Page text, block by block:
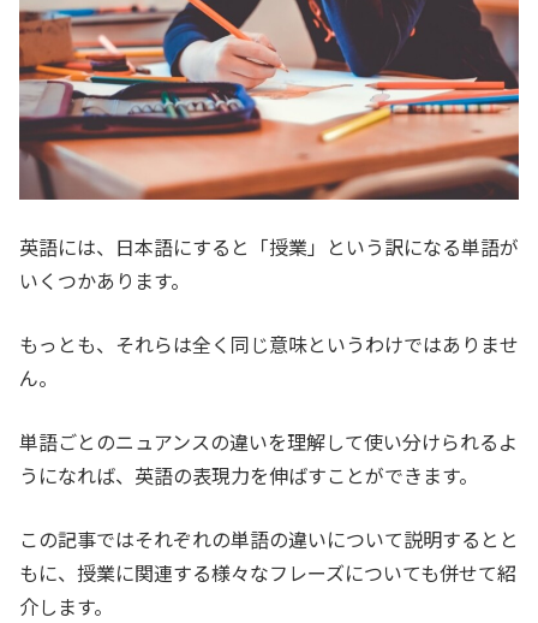
英語には、日本語にすると「授業」という訳になる単語が
いくつかあります。
もっとも、それらは全く同じ意味というわけではありませ
ん。
単語ごとのニュアンスの違いを理解して使い分けられるよ
うになれば、英語の表現力を伸ばすことができます。
この記事ではそれぞれの単語の違いについて説明するとと
もに、授業に関連する様々なフレーズについても併せて紹
介します。